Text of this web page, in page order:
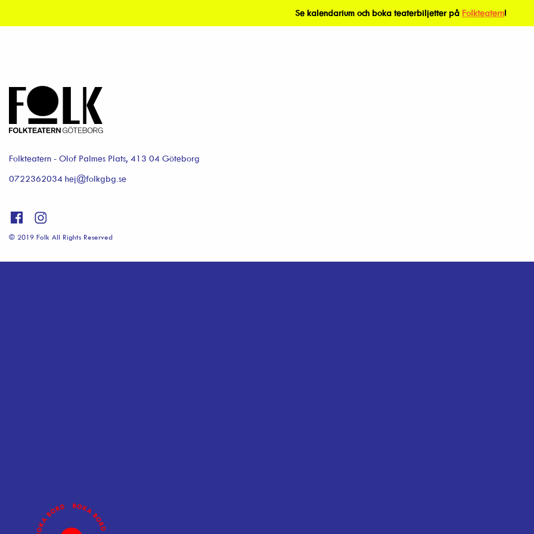
Se kalendarium och boka teaterbiljetter på Folkteatern!
Folkteatern - Olof Palmes Plats, 413 04 Göteborg
0722362034 hej@folkgbg.se
© 2019 Folk All Rights Reserved